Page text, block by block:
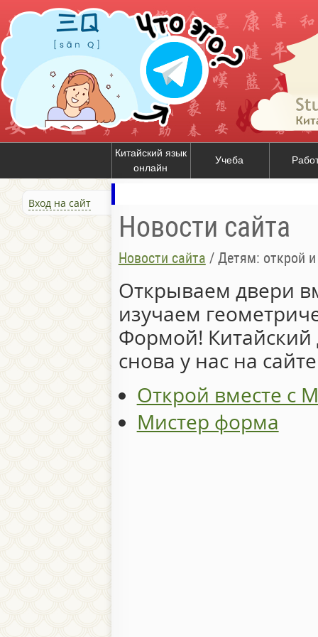
Китайский язык
онлайн
Учеба
Вход на сайт
Новости сайта
Новости сайта / Детям: открой
Открываем двери
изучаем
Формой!
снова у нас на
Открой вместе с
Мистер форма